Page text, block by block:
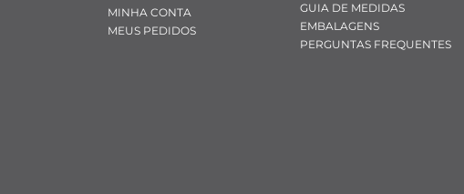
MINHA CONTA
MEUS PEDIDOS
GUIA DE MEDIDAS
EMBALAGENS
PERGUNTAS FREQUENTES